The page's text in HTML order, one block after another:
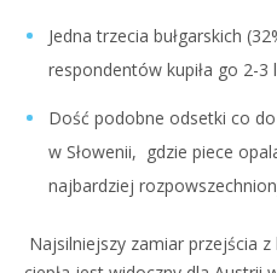
Jedna trzecia bułgarskich
respondentów kupiła go 2-3
Dość podobne odsetki co
w Słowenii, gdzie piece
najbardziej
Najsilniejszy zamiar przejścia